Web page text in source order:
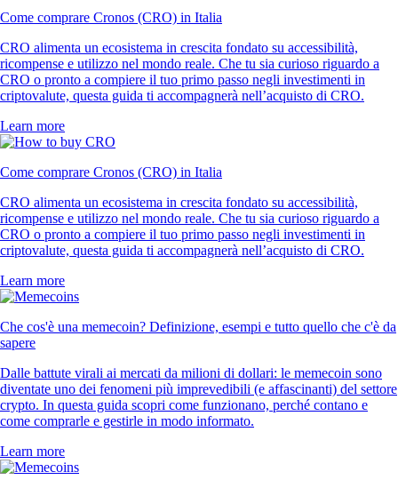
Come comprare Cronos (CRO) in Italia
CRO alimenta un ecosistema in crescita fondato su accessibilità,
ricompense e utilizzo nel mondo reale. Che tu sia curioso riguardo a
CRO o pronto a compiere il tuo primo passo negli investimenti in
criptovalute, questa guida ti accompagnerà nell’acquisto di CRO.
Learn more
Come comprare Cronos (CRO) in Italia
CRO alimenta un ecosistema in crescita fondato su accessibilità,
ricompense e utilizzo nel mondo reale. Che tu sia curioso riguardo a
CRO o pronto a compiere il tuo primo passo negli investimenti in
criptovalute, questa guida ti accompagnerà nell’acquisto di CRO.
Learn more
Che cos'è una memecoin? Definizione, esempi e tutto quello che c'è da
sapere
Dalle battute virali ai mercati da milioni di dollari: le memecoin sono
diventate uno dei fenomeni più imprevedibili (e affascinanti) del settore
crypto. In questa guida scopri come funzionano, perché contano e
come comprarle e gestirle in modo informato.
Learn more